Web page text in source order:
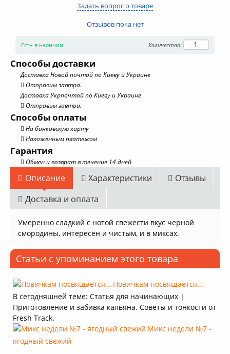
Задать вопрос о товаре
Отзывов пока нет
Есть в наличии Количество:
Способы доставки
Доставка Новой почтой по Киеву и Украине
Отправим завтра.
Доставка Укрпочтой по Киеву и Украине
Отправим завтра.
Способы оплаты
На банковскую карту
Наложенным платежом
Гарантия
Обмен и возврат в течение 14 дней
Описание Характеристики
Отзывы
Доставка и оплата
Умеренно сладкий с нотой свежести вкус черной
смородины, интересен и чистым, и в миксах.
Статьи с упоминанием этого товара
Новичкам посвящается...
В сегодняшней теме: Статья для начинающих |
Приготовление и забивка кальяна. Советы и тонкости от
Fresh Track.
Микс недели №7 -
ягодный свежий